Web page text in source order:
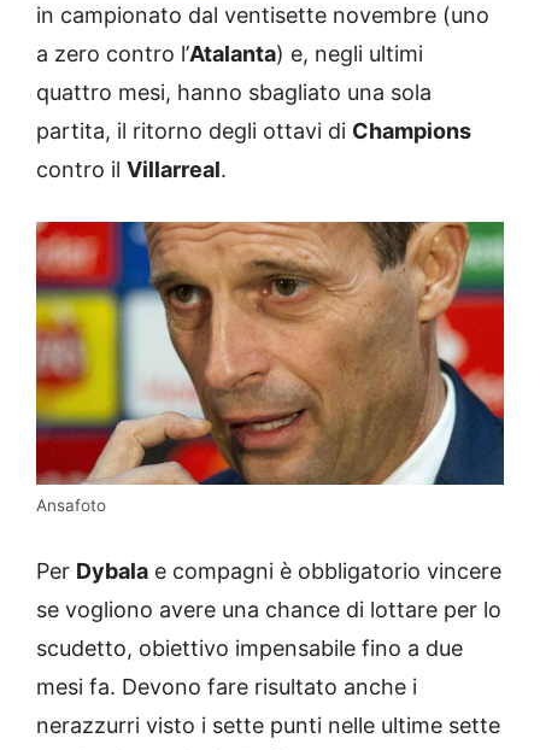
in campionato dal ventisette novembre (uno
a zero contro l’Atalanta) e, negli ultimi
quattro mesi, hanno sbagliato una sola
partita, il ritorno degli ottavi di Champions
contro il Villarreal.
Ansafoto
Per Dybala e compagni è obbligatorio vincere
se vogliono avere una chance di lottare per lo
scudetto, obiettivo impensabile fino a due
mesi fa. Devono fare risultato anche i
nerazzurri visto i sette punti nelle ultime sette